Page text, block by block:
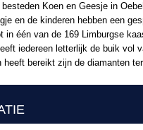
Koen en Geesje in
en de kinderen hebben een
in één van de 169 Limburgse
iedereen letterlijk de buik vol
heeft bereikt zijn de diamanten